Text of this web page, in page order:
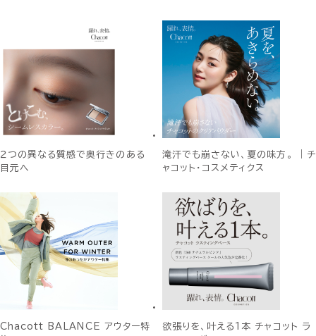
２つの異なる質感で奥行きのある
目元へ
滝汗でも崩さない、夏の味方。 ｜チ
ャコット・コスメティクス
Chacott BALANCE アウター特
欲張りを、叶える1本 チャコット ラ